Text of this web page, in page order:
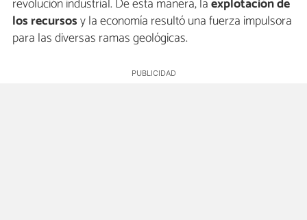
revolución industrial. De esta manera, laexplotación de
los recursosy la economía resultó una fuerza impulsora
para las diversas ramas geológicas.